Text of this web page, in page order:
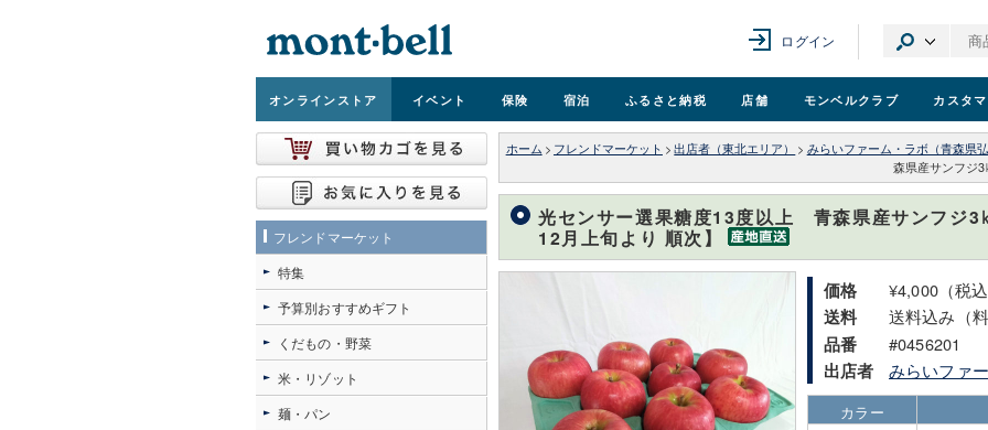
ログイン
オンラインストア イベント 保険 宿泊 ふるさと納税 店舗 モンベルクラブ カスタ
ホーム > フレンドマーケット > 出店者（東北エリア） > みらいファーム・ラボ（青森県弘
森県産サンフジ3
光センサー選果糖度13度以上 青森県産サンフジ3
12月上旬より 順次】
価格 ¥4,000（税込
送料 送料込み（
品番 #0456201
出店者 みらいファ
カラー
フレンドマーケット
特集
予算別おすすめギフト
くだもの・野菜
米・リゾット
麺・パン